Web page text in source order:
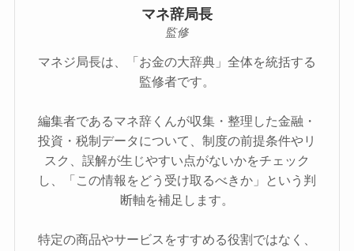
マネ辞局長
監修
マネジ局長は、「お金の大辞典」全体を統括する
監修者です。
編集者であるマネ辞くんが収集・整理した金融・
投資・税制データについて、制度の前提条件やリ
スク、誤解が生じやすい点がないかをチェック
し、「この情報をどう受け取るべきか」という判
断軸を補足します。
特定の商品やサービスをすすめる役割ではなく、